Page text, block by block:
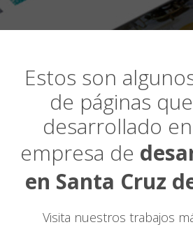
Estos son
de páginas
desarrollado
empresa de
en Santa Cruz
Visita nuestros trabajos